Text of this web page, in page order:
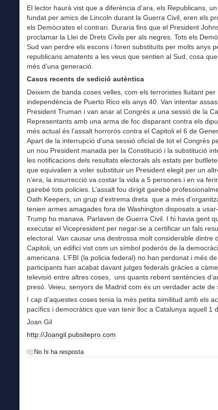
El lector haurà vist que a diferència d’ara, els Republicans,
fundat per amics de Lincoln durant la Guerra Civil, eren els
els Demòcrates el contrari. Duraria fins que el President
proclamar la Llei de Drets Civils per als negres. Tots els
Sud van perdre els escons i foren substituïts per molts anys
republicans amatents a les veus que sentien al Sud, cosa
més d’una generació.
Casos recents de sedició autèntica
Deixem de banda coses velles, com els terroristes lluitant per
independència de Puerto Rico els anys 40. Van intentar
President Truman i van anar al Congrés a una sessió de la
Representants amb una arma de foc disparant contra els
més actual és l’assalt horrorós contra el Capitoli el 6 de
Apart de la interrupció d’una sessió oficial de tot el Congrés
un nou President manada per la Constitució i la substitució
les notificacions dels resultats electorals als estats per
que equivalien a voler substituir un President elegit per un
n’era, la insurrecció va costar la vida a 5 persones i en va
gairebé tots policies. L’assalt fou dirigit gairebé
Oath Keepers, un grup d’extrema dreta que a més
tenien armes amagades fora de Washington disposats a
Trump ho manava. Parlaven de Guerra Civil. I hi havia gent
executar el Vicepresident per negar-se a certificar un fals
electoral. Van causar una destrossa molt considerable dintre
Capitoli, un edifici vist com un símbol poderós de la
americana. L’FBI (la policia federal) no han perdonat i més
participants han acabat davant jutges federals gràcies a
televisió entre altres coses, uns quants rebent sentències
presó. Veieu, senyors de Madrid com és un verdader acte de
I cap d’aquestes coses tenia la més petita similitud amb els
pacífics i democràtics que van tenir lloc a Catalunya aquell 1
Joan Gil
http://Joangil.pubsitepro.com
No hi ha resposta